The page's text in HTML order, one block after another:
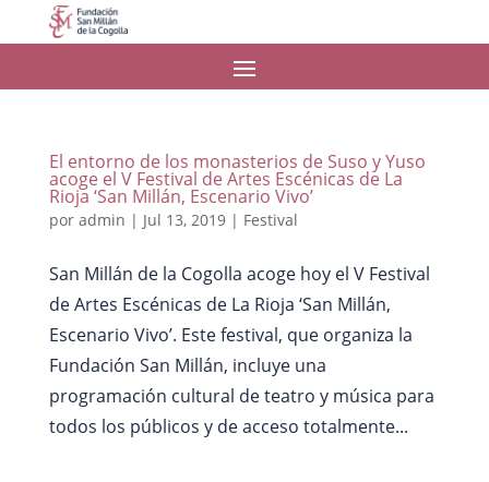
El entorno de los monasterios de Suso y Yuso
acoge el V Festival de Artes Escénicas de La
Rioja ‘San Millán, Escenario Vivo’
por admin | Jul 13, 2019| Festival
San Millán de la Cogolla acoge hoy el V Festival
de Artes Escénicas de La Rioja ‘San Millán,
Escenario Vivo’. Este festival, que organiza la
Fundación San Millán, incluye una
programación cultural de teatro y música para
todos los públicos y de acceso totalmente...